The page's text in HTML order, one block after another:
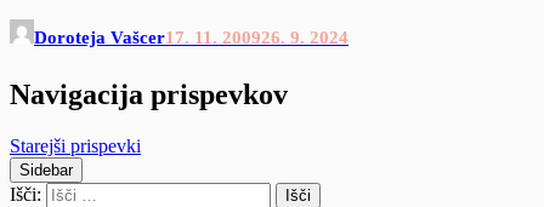
Doroteja Vašcer17. 11. 200926. 9. 2024
Navigacija prispevkov
Starejši prispevki
Sidebar
Išči: